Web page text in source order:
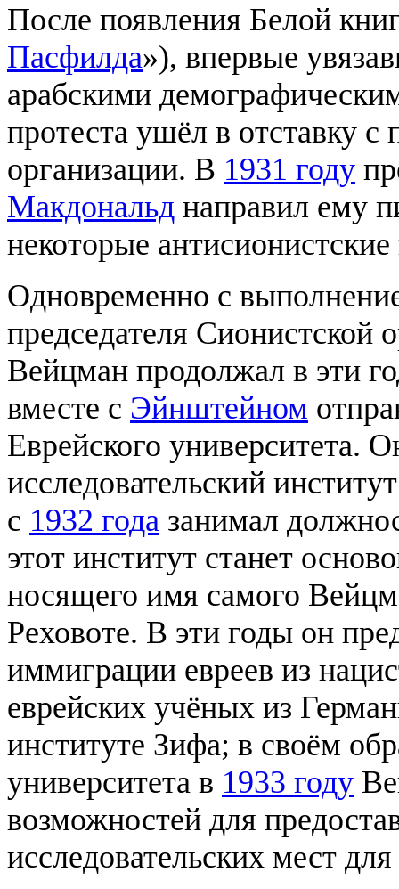
После появления Белой
Пасфилда»), впервые
арабскими
протеста ушёл в отставку с
организации. В 1931 году
Макдональд направил ему
некоторые
Одновременно с
председателя Сионистской
Вейцман продолжал в эти
вместе с Эйнштейном
Еврейского университета.
исследовательский
с 1932 года занимал
этот институт станет
носящего имя самого
Реховоте. В эти годы он
иммиграции евреев из
еврейских учёных из
институте Зифа; в своём
университета в 1933 году
возможностей для
исследовательских мест